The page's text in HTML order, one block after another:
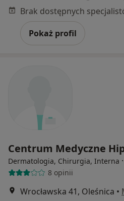
Pokaż profil
Centrum Medyczne
Dermatologia, Chirurgia, Interna ·
8 opinii
Wrocławska 41, Oleśnica •